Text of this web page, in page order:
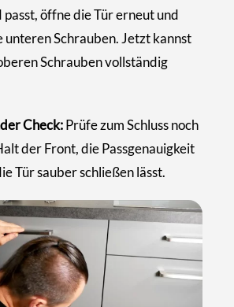
passt, öffne die Tür erneut und
unteren Schrauben. Jetzt kannst
Schrauben vollständig
Check:Prüfe zum Schluss noch
der Front, die Passgenauigkeit
Tür sauber schließen lässt.